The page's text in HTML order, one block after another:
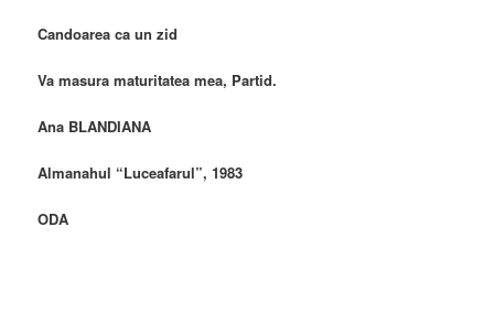
Candoarea ca un zid
Va masura maturitatea mea, Partid.
Ana BLANDIANA
Almanahul “Luceafarul”, 1983
ODA